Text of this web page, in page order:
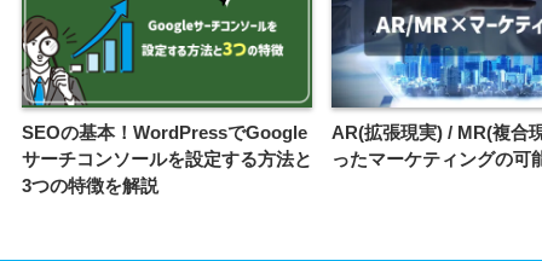
SEOの基本！WordPressでGoogle
サーチコンソールを設定する方法と
3つの特徴を解説
AR(拡張現実) / MR(複合
ったマーケティングの可